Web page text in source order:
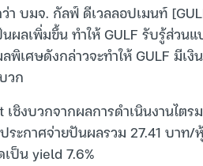
า บมจ. กัลฟ์ ดีเวลลอปเมนท์
ผลเพิ่มขึ้น ทำให้ GULF รับรู้ส่วนแ
พิเศษดังกล่าวจะทำให้ GULF มีเ
วก
เชิงบวกจากผลการดำเนินงานไต
ระกาศจ่ายปันผลรวม 27.41 บา
ป็น yield 7.6%